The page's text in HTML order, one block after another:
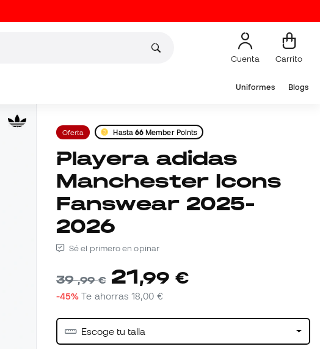
Cuenta Carrito
Uniformes Blogs
Oferta Hasta 66 Member Points
Playera adidas
Manchester Icons
Fanswear 2025-
2026
Sé el primero en opinar
39,99 € 21,99 €
-45% Te ahorras18,00 €
Escoge tu talla